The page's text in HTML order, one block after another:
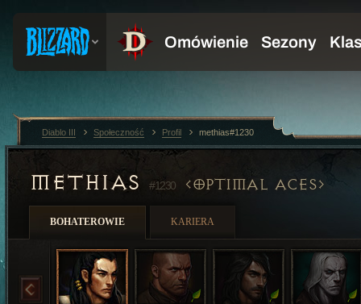
METHIAS #1230 OPTIMAL ACES
BOHATEROWIE KARIERA
Diablo III Społeczność Profil methias#1230